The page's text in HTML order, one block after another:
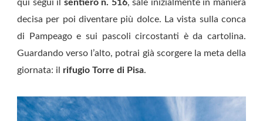
qui segui il sentiero n. 516, sale inizialmente in maniera
decisa per poi diventare più dolce. La vista sulla conca
di Pampeago e sui pascoli circostanti è da cartolina.
Guardando verso l’alto, potrai già scorgere la meta della
giornata: il rifugio Torre di Pisa.